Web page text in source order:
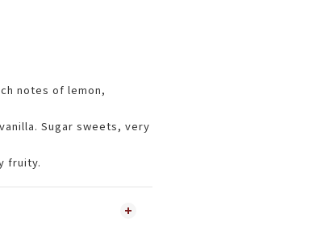
notes of lemon,
Sugar sweets, very
fruity.